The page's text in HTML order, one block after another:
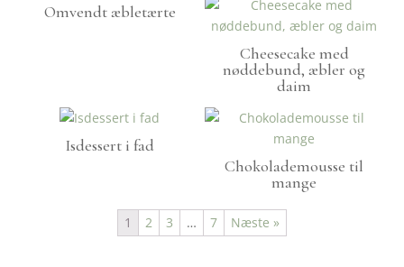
Omvendt æbletærte
Cheesecake med
nøddebund, æbler og
daim
Isdessert i fad
Chokolademousse til
mange
1 2 3 … 7 Næste »